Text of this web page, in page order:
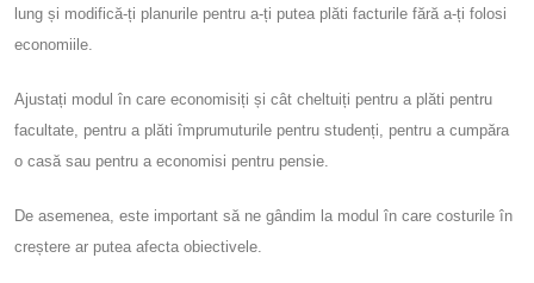
lung și modifică-ți planurile pentru a-ți putea plăti facturile fără a-ți folosi
economiile.
Ajustați modul în care economisiți și cât cheltuiți pentru a plăti pentru
facultate, pentru a plăti împrumuturile pentru studenți, pentru a cumpăra
o casă sau pentru a economisi pentru pensie.
De asemenea, este important să ne gândim la modul în care costurile în
creștere ar putea afecta obiectivele.